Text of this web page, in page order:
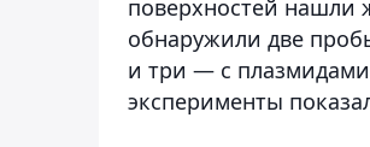
поверхностей нашли
обнаружили две
и три — с
эксперименты